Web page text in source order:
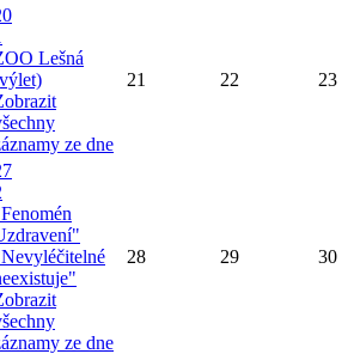
Lešná
ze dne
21 22 23
ze dne
28 29 30